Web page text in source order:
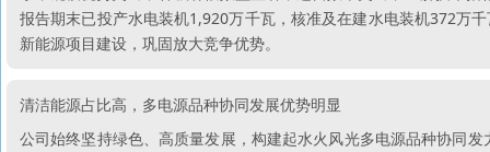
报告期末已投产水电装机1,920万千瓦，核准及在建水电装机372万
新能源项目建设，巩固放大竞争优势。
清洁能源占比高，多电源品种协同发展优势明显
公司始终坚持绿色、高质量发展，构建起水火风光多电源品种协同